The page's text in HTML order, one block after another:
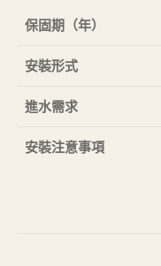
保固期（年）
安裝形式
進水需求
安裝注意事項